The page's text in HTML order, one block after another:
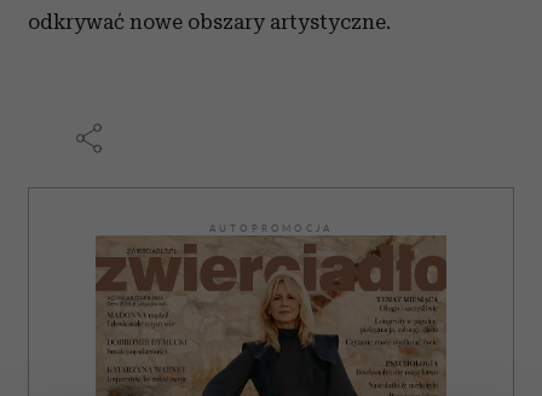
odkrywać nowe obszary artystyczne.
AUTOPROMOCJA